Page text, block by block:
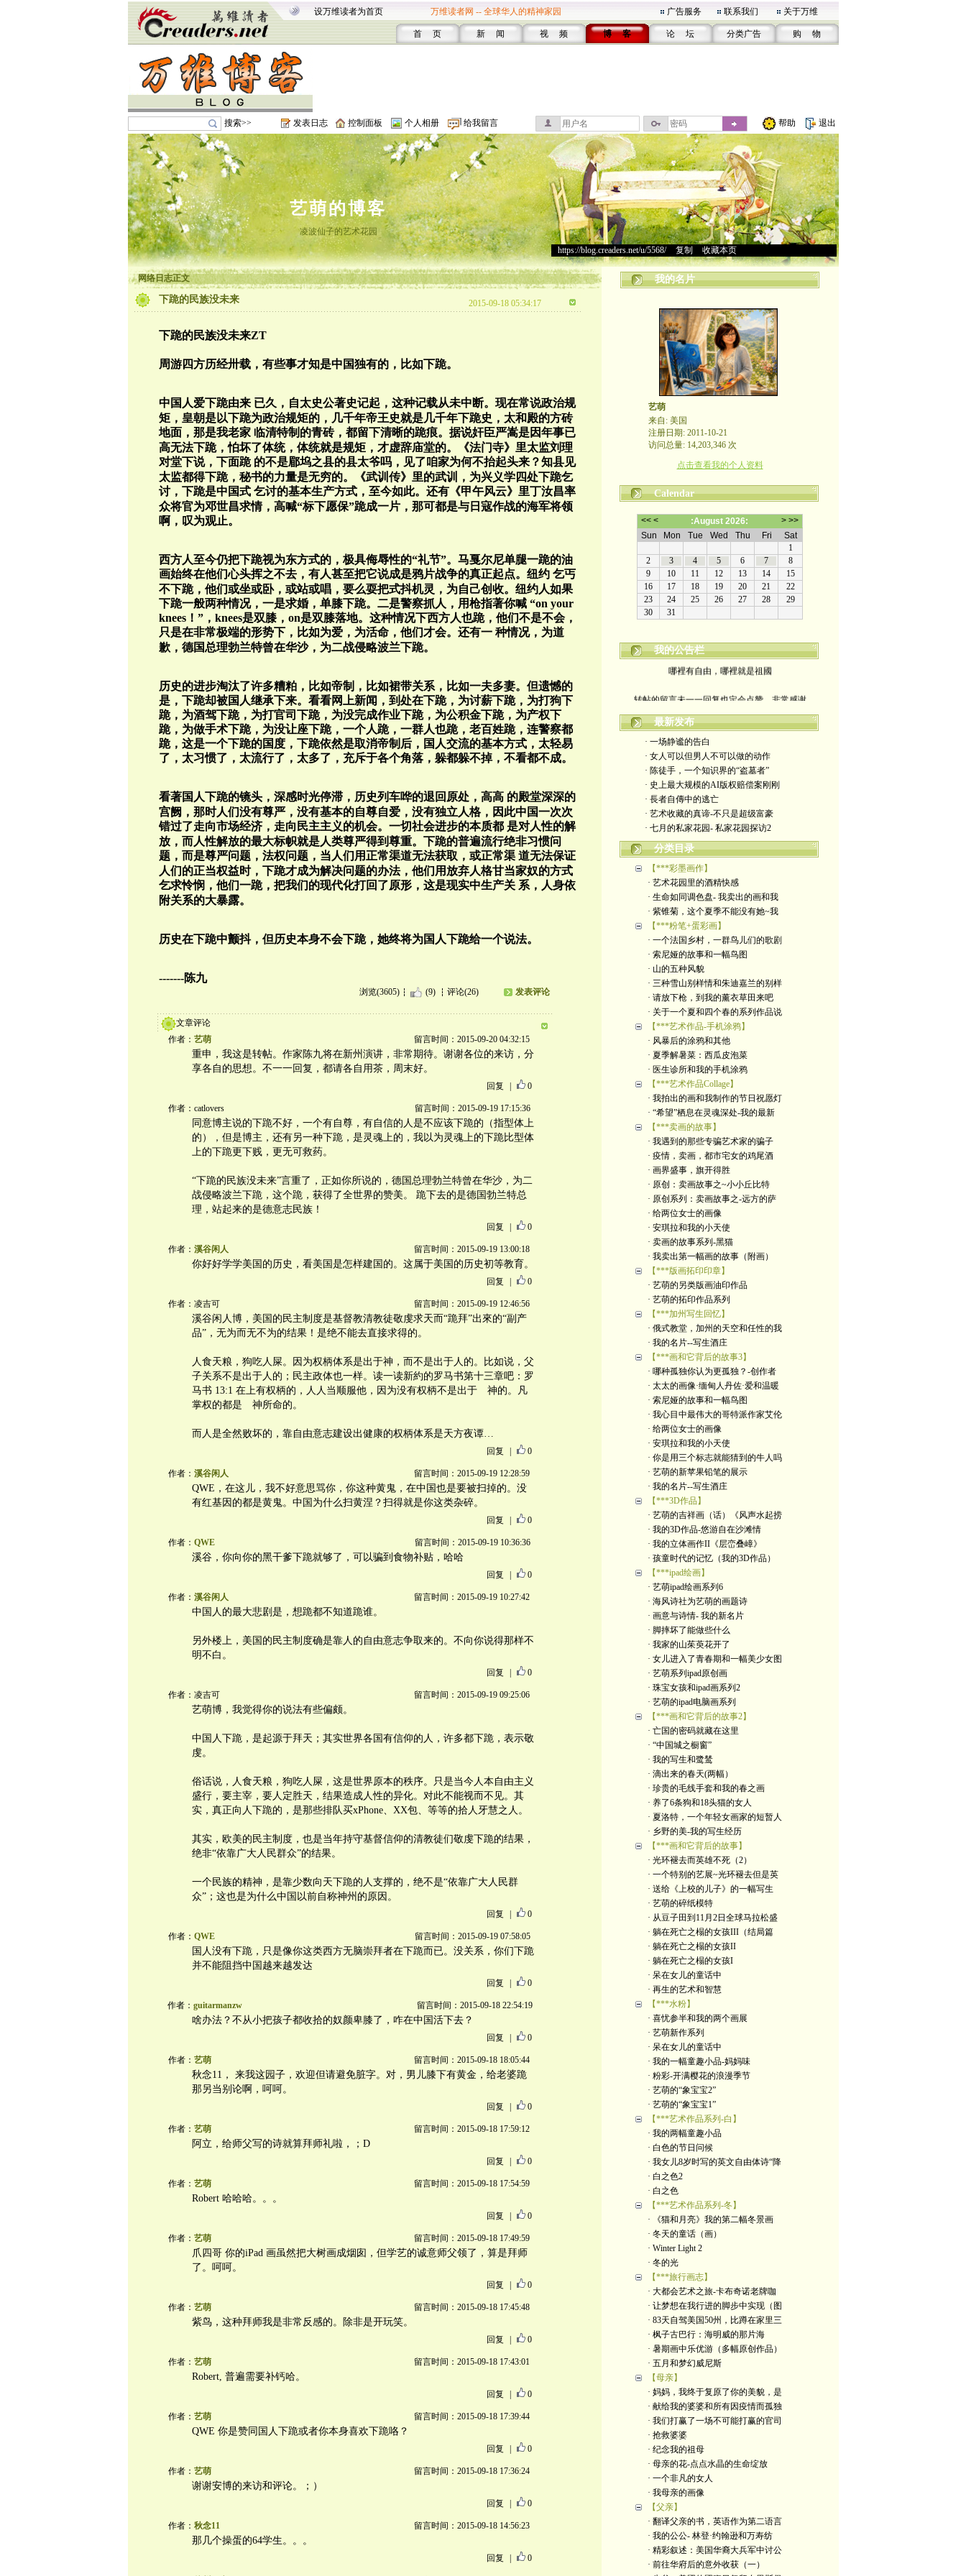
设万维读者为首页 万维读者网 -- 全球华人的精神家园 广告服务 联系我们 关于万维
首 页 新 闻 视 频 博 客 论 坛 分类广告 购 物
搜索>> 发表日志 控制面板 个人相册 给我留言 帮助 退出
艺萌的博客
凌波仙子的艺术花园
https://blog.creaders.net/u/5568/> 复制 收藏本页
网络日志正文
下跪的民族没未来 2015-09-18 05:34:17
下跪的民族没未来ZT
周游四方历经卅载，有些事才知是中国独有的，比如下跪。
中国人爱下跪由来 已久，自太史公著史记起，这种记载从未中断。现在常说政治规
矩，皇朝是以下跪为政治规矩的，几千年帝王史就是几千年下跪史，太和殿的方砖
地面，那是我老家 临清特制的青砖，都留下清晰的跪痕。据说奸臣严嵩是因年事已
高无法下跪，怕坏了体统，体统就是规矩，才虚辞庙堂的。《法门寺》里太监刘理
对堂下说，下面跪 的不是郿坞之县的县太爷吗，见了咱家为何不抬起头来？知县见
太监都得下跪，秘书的力量是无穷的。《武训传》里的武训，为兴义学四处下跪乞
讨，下跪是中国式 乞讨的基本生产方式，至今如此。还有《甲午风云》里丁汝昌率
众将官为邓世昌求情，高喊“标下愿保”跪成一片，那可都是与日寇作战的海军将领
啊，叹为观止。
西方人至今仍把下跪视为东方式的，极具侮辱性的“礼节”。马戛尔尼单腿一跪的油
画始终在他们心头挥之不去，有人甚至把它说成是鸦片战争的真正起点。纽约 乞丐
不下跪，他们或坐或卧，或站或唱，要么耍把式抖机灵，为自己创收。纽约人如果
下跪一般两种情况，一是求婚，单膝下跪。二是警察抓人，用枪指著你喊“on your
knees！ ”， knees是双膝， on是双膝落地。这种情况下西方人也跪，他们不是不会，
只是在非常极端的形势下，比如为爱，为活命，他们才会。还有一 种情况，为道
歉，德国总理勃兰特曾在华沙，为二战侵略波兰下跪。
历史的进步淘汰了许多糟粕，比如帝制，比如裙带关系，比如一夫多妻。但遗憾的
是，下跪却被国人继承下来。看看网上新闻，到处在下跪，为讨薪下跪，为打狗下
跪，为酒驾下跪，为打官司下跪，为没完成作业下跪，为公积金下跪，为产权下
跪，为做手术下跪，为没让座下跪，一个人跪，一群人也跪，老百姓跪，连警察都
跪，这是一个下跪的国度，下跪依然是取消帝制后，国人交流的基本方式，太轻易
了，太习惯了，太流行了，太多了，充斥于各个角落，躲都躲不掉，不看都不成。
看著国人下跪的镜头，深感时光停滞，历史列车哗的退回原处，高高 的殿堂深深的
宫阙，那时人们没有尊严，没有基本的自尊自爱，没有独立人格，因此中国一次次
错过了走向市场经济，走向民主主义的机会。一切社会进步的本质都 是对人性的解
放，而人性解放的最大标帜就是人类尊严得到尊重。下跪的普遍流行绝非习惯问
题，而是尊严问题，法权问题，当人们用正常渠道无法获取，或正常渠 道无法保证
人们的正当权益时，下跪才成为解决问题的办法，他们用放弃人格甘当家奴的方式
乞求怜悯，他们一跪，把我们的现代化打回了原形，这是现实中生产关 系，人身依
附关系的大暴露。
历史在下跪中颤抖，但历史本身不会下跪，她终将为国人下跪给一个说法。
-------陈九
浏览(3605) (9) 评论(26) 发表评论
文章评论
作者： 艺萌 留言时间：2015-09-20 04:32:15
重申，我这是转帖。作家陈九将在新州演讲，非常期待。谢谢各位的来访，分
享各自的思想。不一一回复，都请各自用茶，周末好。
回复 0
作者：catlovers 留言时间：2015-09-19 17:15:36
同意博主说的下跪不好，一个有自尊，有自信的人是不应该下跪的（指型体上
的），但是博主，还有另一种下跪，是灵魂上的，我以为灵魂上的下跪比型体
上的下跪更下贱，更无可救药。
“下跪的民族没未来”言重了，正如你所说的，德国总理勃兰特曾在华沙，为二
战侵略波兰下跪，这个跪，获得了全世界的赞美。 跪下去的是德国勃兰特总
理，站起来的是德意志民族！
回复 0
作者： 溪谷闲人 留言时间：2015-09-19 13:00:18
你好好学学美国的历史，看美国是怎样建国的。这属于美国的历史初等教育。
回复 0
作者：凌吉可 留言时间：2015-09-19 12:46:56
溪谷闲人博，美国的民主制度是基督教清教徒敬虔求天而“跪拜”出來的“副产
品”，无为而无不为的结果！是绝不能去直接求得的。
人食天粮，狗吃人屎。因为权柄体系是出于神，而不是出于人的。比如说，父
子关系不是出于人的；民主政体也一样。读一读新約的罗马书第十三章吧：罗
马书 13:1 在上有权柄的，人人当顺服他，因为没有权柄不是出于 神的。凡
掌权的都是 神所命的。
而人是全然败坏的，靠自由意志建设出健康的权柄体系是天方夜谭…
回复 0
作者： 溪谷闲人 留言时间：2015-09-19 12:28:59
QWE，在这儿，我不好意思骂你，你这种黄鬼，在中国也是要被扫掉的。没
有红基因的都是黄鬼。中国为什么扫黄涅？扫得就是你这类杂碎。
回复 0
作者： QWE 留言时间：2015-09-19 10:36:36
溪谷，你向你的黑干爹下跪就够了，可以骗到食物补贴，哈哈
回复 0
作者： 溪谷闲人 留言时间：2015-09-19 10:27:42
中国人的最大悲剧是，想跪都不知道跪谁。
另外楼上，美国的民主制度确是靠人的自由意志争取来的。不向你说得那样不
明不白。
回复 0
作者：凌吉可 留言时间：2015-09-19 09:25:06
艺萌博，我觉得你的说法有些偏颇。
中国人下跪，是起源于拜天；其实世界各国有信仰的人，许多都下跪，表示敬
虔。
俗话说，人食天粮，狗吃人屎，这是世界原本的秩序。只是当今人本自由主义
盛行，要主宰，要人定胜天，结果造成人性的异化。对此不能视而不见。其
实，真正向人下跪的，是那些排队买xPhone、XX包、等等的拾人牙慧之人。
其实，欧美的民主制度，也是当年持守基督信仰的清教徒们敬虔下跪的结果，
绝非“依靠广大人民群众”的结果。
一个民族的精神，是靠少数向天下跪的人支撑的，绝不是“依靠广大人民群
众”；这也是为什么中国以前自称神州的原因。
回复 0
作者： QWE 留言时间：2015-09-19 07:58:05
国人没有下跪，只是像你这类西方无脑崇拜者在下跪而已。没关系，你们下跪
并不能阻挡中国越来越发达
回复 0
作者： guitarmanzw 留言时间：2015-09-18 22:54:19
啥办法？不从小把孩子都收拾的奴颜卑膝了，咋在中国活下去？
回复 0
作者： 艺萌 留言时间：2015-09-18 18:05:44
秋念11， 来我这园子，欢迎但请避免脏字。对，男儿膝下有黄金，给老婆跪
那另当别论啊，呵呵。
回复 0
作者： 艺萌 留言时间：2015-09-18 17:59:12
阿立，给师父写的诗就算拜师礼啦，；D
回复 0
作者： 艺萌 留言时间：2015-09-18 17:54:59
Robert 哈哈哈。。。
回复 0
作者： 艺萌 留言时间：2015-09-18 17:49:59
爪四哥 你的iPad 画虽然把大树画成烟囱，但学艺的诚意师父领了，算是拜师
了。呵呵。
回复 0
作者： 艺萌 留言时间：2015-09-18 17:45:48
紫鸟，这种拜师我是非常反感的。除非是开玩笑。
回复 0
作者： 艺萌 留言时间：2015-09-18 17:43:01
Robert, 普遍需要补钙哈。
回复 0
作者： 艺萌 留言时间：2015-09-18 17:39:44
QWE 你是赞同国人下跪或者你本身喜欢下跪咯？
回复 0
作者： 艺萌 留言时间：2015-09-18 17:36:24
谢谢安博的来访和评论。；）
回复 0
作者： 秋念11 留言时间：2015-09-18 14:56:23
那几个操蛋的64学生。。。
回复 0
我的名片
艺萌
来自: 美国
注册日期: 2011-10-21
访问总量: 14,203,346 次
点击查看我的个人资料
Calendar
我的公告栏
哪裡有自由，哪裡就是祖國
yimengling53@yahoo.com
有意收藏者请私信我，感谢一贯支持
政治转载不一定代表本人意见
艺术博客：https://yimengl.blog
目录中标注星号的为本人艺术原创
最新发布
· 一场静谧的告白
· 女人可以但男人不可以做的动作
· 陈徒手，一个知识界的“盗墓者”
· 史上最大规模的AI版权赔偿案刚刚
· 長者自傳中的逃亡
· 艺术收藏的真谛-不只是超级富豪
· 七月的私家花园- 私家花园探访2
分类目录
【***彩墨画作】
· 艺术花园里的酒精快感
· 生命如同调色盘- 我卖出的画和我
· 紫锥菊，这个夏季不能没有她~我
【***粉笔+蛋彩画】
· 一个法国乡村，一群鸟儿们的歌剧
· 索尼娅的故事和一幅鸟图
· 山的五种风貌
· 三种雪山别样情和朱迪嘉兰的别样
· 请放下枪，到我的薰衣草田来吧
· 关于一个夏和四个春的系列作品说
【***艺术作品-手机涂鸦】
· 风暴后的涂鸦和其他
· 夏季解暑菜：西瓜皮泡菜
· 医生诊所和我的手机涂鸦
【***艺术作品Collage】
· 我拍出的画和我制作的节日祝愿灯
· “希望”栖息在灵魂深处-我的最新
【***卖画的故事】
· 我遇到的那些专骗艺术家的骗子
· 疫情，卖画，都市宅女的鸡尾酒
· 画界盛事，旗开得胜
· 原创：卖画故事之~小小丘比特
· 原创系列：卖画故事之-远方的萨
· 给两位女士的画像
· 安琪拉和我的小天使
· 卖画的故事系列-黑猫
· 我卖出第一幅画的故事（附画）
【***版画拓印印章】
· 艺萌的另类版画油印作品
· 艺萌的拓印作品系列
【***加州写生回忆】
· 俄式教堂，加州的天空和任性的我
· 我的名片--写生酒庄
【***画和它背后的故事3】
· 哪种孤独你认为更孤独？-创作者
· 太太的画像·缅甸人丹佐·爱和温暖
· 索尼娅的故事和一幅鸟图
· 我心目中最伟大的哥特派作家艾伦
· 给两位女士的画像
· 安琪拉和我的小天使
· 你是用三个标志就能猜到的牛人吗
· 艺萌的新苹果铅笔的展示
· 我的名片--写生酒庄
【***3D作品】
· 艺萌的吉祥画（话）《风声水起捞
· 我的3D作品-悠游自在沙滩情
· 我的立体画作II《层峦叠嶂》
· 孩童时代的记忆（我的3D作品）
【***ipad绘画】
· 艺萌ipad绘画系列6
· 海风诗社为艺萌的画题诗
· 画意与诗情- 我的新名片
· 脚摔坏了能做些什么
· 我家的山茱萸花开了
· 女儿进入了青春期和一幅美少女图
· 艺萌系列ipad原创画
· 珠宝女孩和ipad画系列2
· 艺萌的ipad电脑画系列
【***画和它背后的故事2】
· 亡国的密码就藏在这里
· “中国城之橱窗”
· 我的写生和鹭鸶
· 滴出来的春天(两幅）
· 珍贵的毛线手套和我的春之画
· 养了6条狗和18头猫的女人
· 夏洛特，一个年轻女画家的短暂人
· 乡野的美-我的写生经历
【***画和它背后的故事】
· 光环褪去而英雄不死（2）
· 一个特别的艺展~光环褪去但是英
· 送给《上校的儿子》的一幅写生
· 艺萌的碎纸模特
· 从豆子田到11月2日全球马拉松盛
· 躺在死亡之榻的女孩III（结局篇
· 躺在死亡之榻的女孩II
· 躺在死亡之榻的女孩I
· 呆在女儿的童话中
· 再生的艺术和智慧
【***水粉】
· 喜忧参半和我的两个画展
· 艺萌新作系列
· 呆在女儿的童话中
· 我的一幅童趣小品-妈妈味
· 粉彩-开满樱花的浪漫季节
· 艺萌的“象宝宝2”
· 艺萌的“象宝宝1”
【***艺术作品系列-白】
· 我的两幅童趣小品
· 白色的节日问候
· 我女儿8岁时写的英文自由体诗“降
· 白之色2
· 白之色
【***艺术作品系列-冬】
· 《猫和月亮》我的第二幅冬景画
· 冬天的童话（画）
· Winter Light 2
· 冬的光
【***旅行画志】
· 大都会艺术之旅-卡布奇诺老牌咖
· 让梦想在我行进的脚步中实现（图
· 83天自驾美国50州，比蹲在家里三
· 枫子古巴行：海明威的那片海
· 暑期画中乐优游（多幅原创作品）
· 五月和梦幻威尼斯
【母亲】
· 妈妈，我终于复原了你的美貌，是
· 献给我的婆婆和所有因疫情而孤独
· 我们打赢了一场不可能打赢的官司
· 抢救婆婆
· 纪念我的祖母
· 母亲的花-点点水晶的生命绽放
· 一个非凡的女人
· 我母亲的画像
【父亲】
· 翻译父亲的书，英语作为第二语言
· 我的公公- 林登·约翰逊和万寿纺
· 精彩叙述：美国华裔大兵军中讨公
· 前往华府后的意外收获（一）